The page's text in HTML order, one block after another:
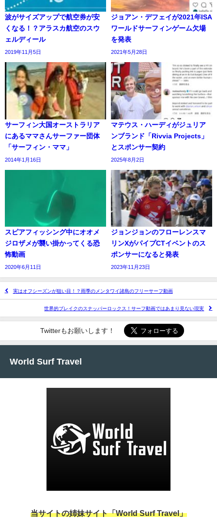
波がサイズアップで航空券が安
くなる！？アラスカ航空のスウ
ェルディール
2019年11月5日
ジョアン・デフェイが2021年ISA
ワールドサーフィンゲーム欠場
を発表
2021年5月28日
サーフィン大国オーストラリア
にあるママさんサーファー団体
「サーフィン・ママ」
2014年1月16日
マテウス・ハーディがジュリア
ンブランド「Rivvia Projects」
とスポンサー契約
2025年8月2日
スピアフィッシング中にオオメ
ジロザメが襲い掛かってくる恐
怖動画
2020年6月11日
ジョンジョンのフローレンスマ
リンXがパイプCTイベントのス
ポンサーになると発表
2023年11月23日
実はオフシーズンが狙い目！？雨季のメンタワイ諸島のフリーサーフ動画
世界的ブレイクのスナッパーロックス！サーフ動画ではあまり見ない現実
Twitterもお願いします！
World Surf Travel
当サイトの姉妹サイト「World Surf Travel」